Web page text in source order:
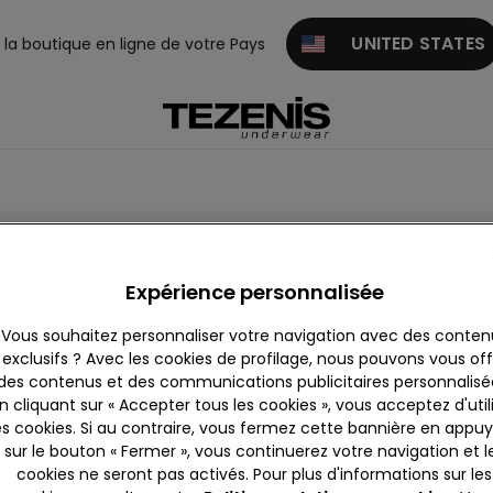
la boutique en ligne de votre Pays UNITED STATES
achat Trouver Une Boutique
Expérience personnalisée
Vous souhaitez personnaliser votre navigation avec des
exclusifs ? Avec les cookies de profilage, nous pouvons vous
contenus et des communications publicitaires
cliquant sur « Accepter tous les cookies », vous acceptez
cookies. Si au contraire, vous fermez cette bannière en
sur le bouton « Fermer », vous continuerez votre navigation et
cookies ne seront pas activés. Pour plus d'informations sur les